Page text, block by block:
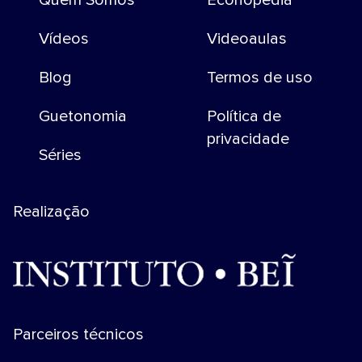
Vídeos
Blog
Guetonomia
Séries
Videoaulas
Termos de uso
Política de
privacidade
Realização
Parceiros técnicos